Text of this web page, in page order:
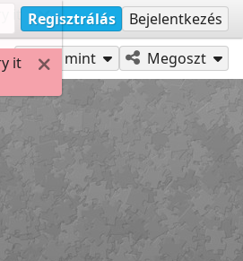
Regisztrálás Bejelentkezés
Játszd mint Megoszt
it